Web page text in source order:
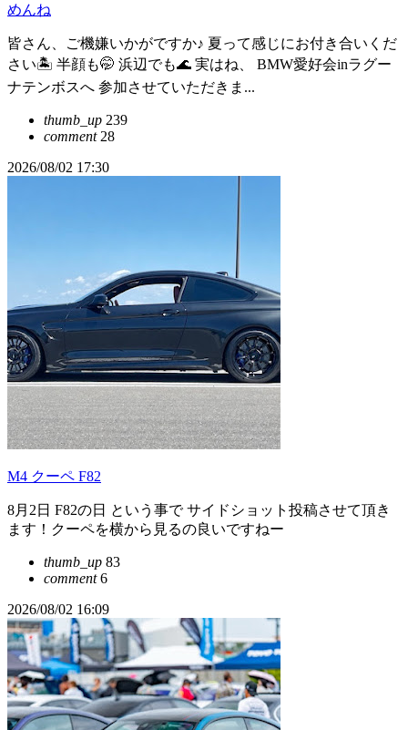
めんね
皆さん、ご機嫌いかがですか♪ 夏って感じにお付き合いくだ
さい🏝️ 半顔も🤭 浜辺でも🌊 実はね、 BMW愛好会inラグー
ナテンボスへ 参加させていただきま...
thumb_up 239
comment28
2026/08/02 17:30
M4 クーペ F82
8月2日 F82の日 という事で サイドショット投稿させて頂き
ます！クーペを横から見るの良いですねー
thumb_up 83
comment6
2026/08/02 16:09